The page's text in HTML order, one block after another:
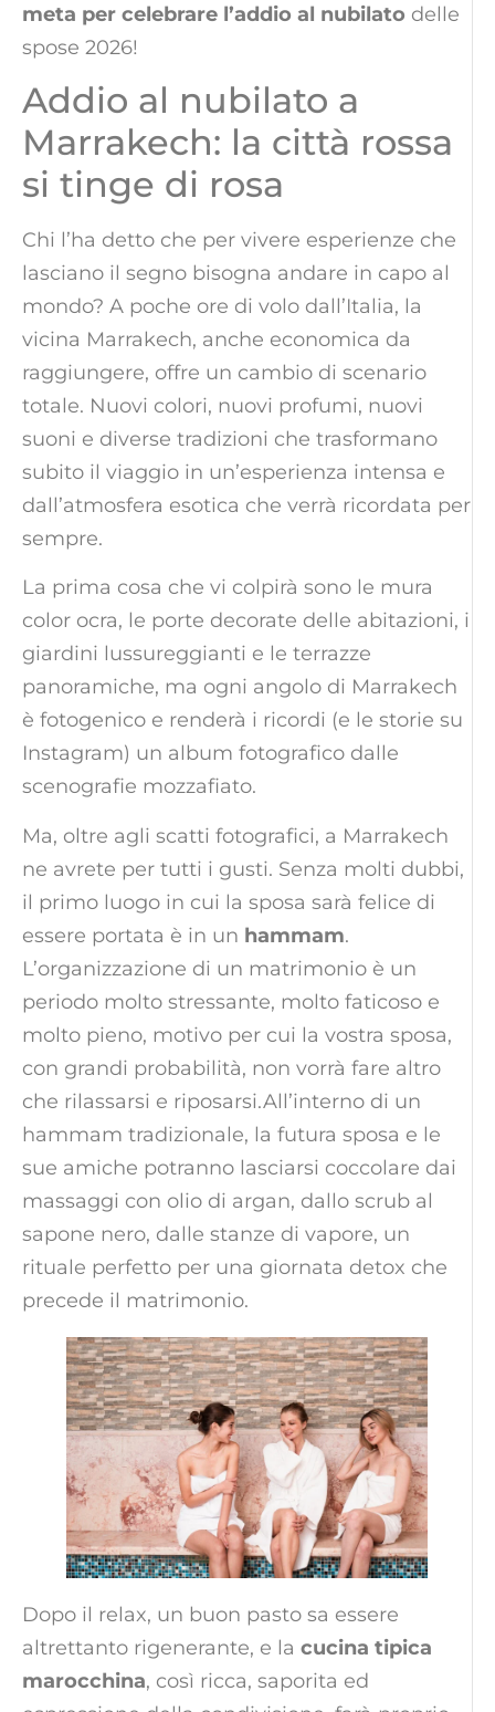
meta per celebrare l’addio al nubilato delle
spose 2026!
Addio al nubilato a
Marrakech: la città rossa
si tinge di rosa
Chi l’ha detto che per vivere esperienze che
lasciano il segno bisogna andare in capo al
mondo? A poche ore di volo dall’Italia, la
vicina Marrakech, anche economica da
raggiungere, offre un cambio di scenario
totale. Nuovi colori, nuovi profumi, nuovi
suoni e diverse tradizioni che trasformano
subito il viaggio in un’esperienza intensa e
dall’atmosfera esotica che verrà ricordata per
sempre.
La prima cosa che vi colpirà sono le mura
color ocra, le porte decorate delle abitazioni, i
giardini lussureggianti e le terrazze
panoramiche, ma ogni angolo di Marrakech
è fotogenico e renderà i ricordi (e le storie su
Instagram) un album fotografico dalle
scenografie mozzafiato.
Ma, oltre agli scatti fotografici, a Marrakech
ne avrete per tutti i gusti. Senza molti dubbi,
il primo luogo in cui la sposa sarà felice di
essere portata è in un hammam.
L’organizzazione di un matrimonio è un
periodo molto stressante, molto faticoso e
molto pieno, motivo per cui la vostra sposa,
con grandi probabilità, non vorrà fare altro
che rilassarsi e riposarsi.All’interno di un
hammam tradizionale, la futura sposa e le
sue amiche potranno lasciarsi coccolare dai
massaggi con olio di argan, dallo scrub al
sapone nero, dalle stanze di vapore, un
rituale perfetto per una giornata detox che
precede il matrimonio.
Dopo il relax, un buon pasto sa essere
altrettanto rigenerante, e la cucina tipica
marocchina, così ricca, saporita ed